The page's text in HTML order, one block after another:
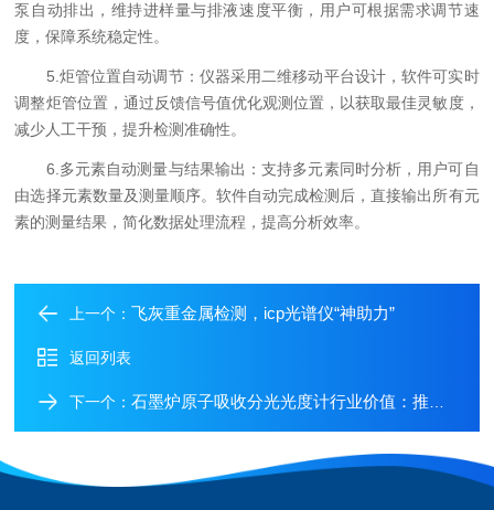
泵自动排出，维持进样量与排液速度平衡，用户可根据需求调节速
度，保障系统稳定性。
5.炬管位置自动调节：仪器采用二维移动平台设计，软件可实时
调整炬管位置，通过反馈信号值优化观测位置，以获取最佳灵敏度，
减少人工干预，提升检测准确性。
6.多元素自动测量与结果输出：支持多元素同时分析，用户可自
由选择元素数量及测量顺序。软件自动完成检测后，直接输出所有元
素的测量结果，简化数据处理流程，提高分析效率。
上一个：飞灰重金属检测，icp光谱仪“神助力”
返回列表
下一个：石墨炉原子吸收分光光度计行业价值：推动标准化与可持续发展